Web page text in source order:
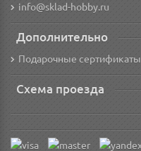
info@sklad-hobby.ru
Дополнительно
Подарочные сертификаты
Схема проезда